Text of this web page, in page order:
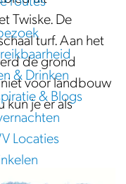
& Drinken
& Blogs
Locaties
Twiske. De
turf. Aan het
de grond
voor landbouw
kun je er als